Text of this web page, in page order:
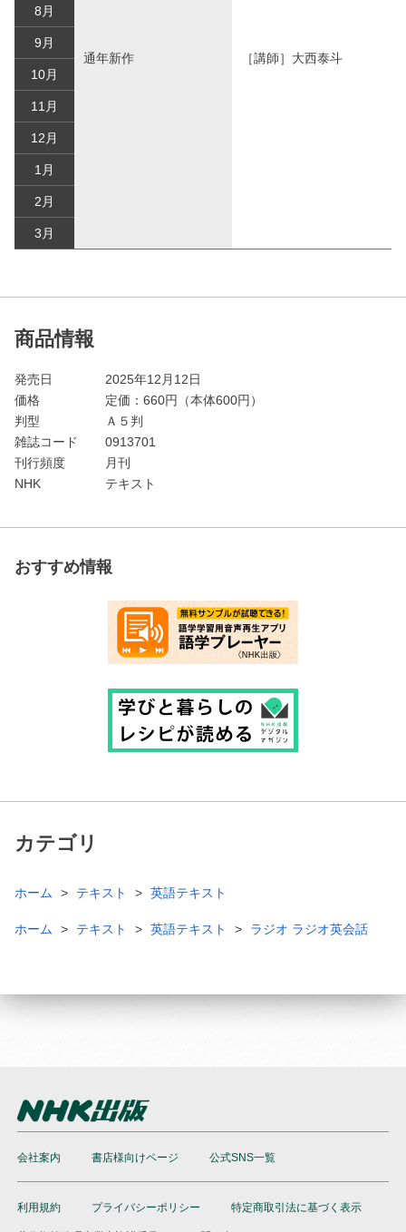
通年新作 ［講師］大西泰斗
8月
9月
10月
11月
12月
1月
2月
3月
商品情報
発売日
2025年12月12日
価格
定価： 660円（本体600円）
判型
Ａ５判
雑誌コード
0913701
刊行頻度
月刊
NHK
テキスト
おすすめ情報
カテゴリ
ホーム テキスト 英語テキスト
ホーム テキスト 英語テキスト ラジオ ラジオ英会話
会社案内 書店様向けページ 公式SNS一覧
利用規約 プライバシーポリシー 特定商取引法に基づく表示